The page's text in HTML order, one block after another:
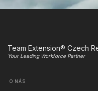
Team Extension® Czech
Your Leading Workforce Partner
O NÁS